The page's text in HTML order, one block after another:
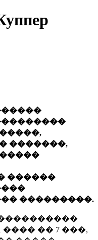
�������,
������
���������.
�� 7 ���,